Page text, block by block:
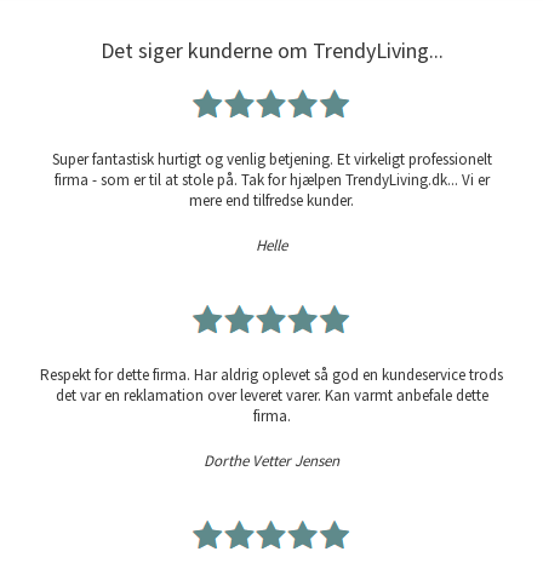
Det siger kunderne om TrendyLiving...
Super fantastisk hurtigt og venlig betjening. Et virkeligt professionelt
firma - som er til at stole på. Tak for hjælpen TrendyLiving.dk... Vi er
mere end tilfredse kunder.
Helle
Respekt for dette firma. Har aldrig oplevet så god en kundeservice trods
det var en reklamation over leveret varer. Kan varmt anbefale dette
firma.
Dorthe Vetter Jensen